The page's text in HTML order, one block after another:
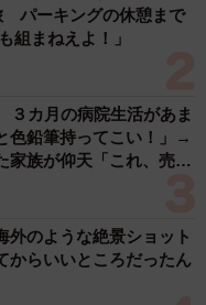
パーキングの休憩まで
組まねえよ！」
カ月の病院生活があま
色鉛筆持ってこい！」→
家族が仰天「これ、売れ
外のような絶景ショット
からいいところだったん